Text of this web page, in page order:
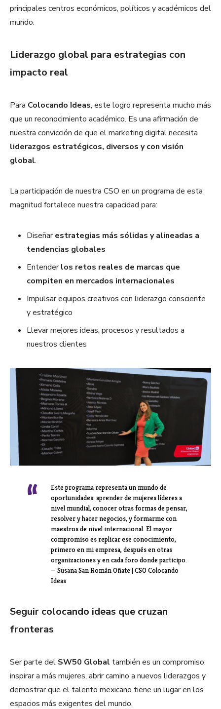
principales centros económicos, políticos y académicos del
mundo.
Liderazgo global para estrategias con
impacto real
Para Colocando Ideas, este logro representa mucho más
que un reconocimiento académico. Es una afirmación de
nuestra convicción de que el marketing digital necesita
liderazgos estratégicos, diversos y con visión
global.
La participación de nuestra CSO en un programa de esta
magnitud fortalece nuestra capacidad para:
Diseñarestrategias más sólidas y alineadas a
tendencias globales
Entenderlos retos reales de marcas que
compiten en mercados internacionales
Impulsar equipos creativos con liderazgo consciente
y estratégico
Llevar mejores ideas, procesos y resultados a
nuestros clientes
Este programa representa un mundo de
oportunidades: aprender de mujeres líderes a
nivel mundial, conocer otras formas de pensar,
resolver y hacer negocios, y formarme con
maestros de nivel internacional. El mayor
compromiso es replicar ese conocimiento,
primero en mi empresa, después en otras
organizaciones y en cada foro donde participo.
— Susana San Román Oñate | CSO Colocando
Ideas
Seguir colocando ideas que cruzan
fronteras
Ser parte del SW50 Global también es un compromiso:
inspirar a más mujeres, abrir camino a nuevos liderazgos y
demostrar que el talento mexicano tiene un lugar en los
espacios más exigentes del mundo.